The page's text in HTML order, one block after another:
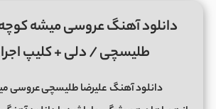
دانلود آهنگ عروسی میشه کوچه
طلیسچی / دلی + کلیپ
دانلود آهنگعلیرضا طلیسچی عروسی